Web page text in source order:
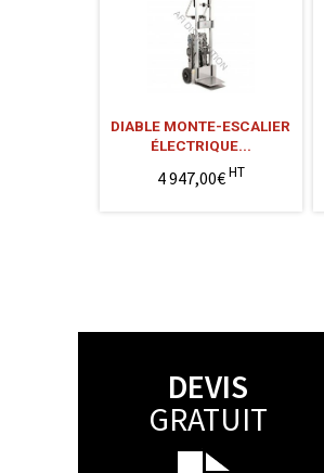
DIABLE MONTE-ESCALIER
ÉLECTRIQUE...
4 947,00€HT
DEVIS
GRATUIT